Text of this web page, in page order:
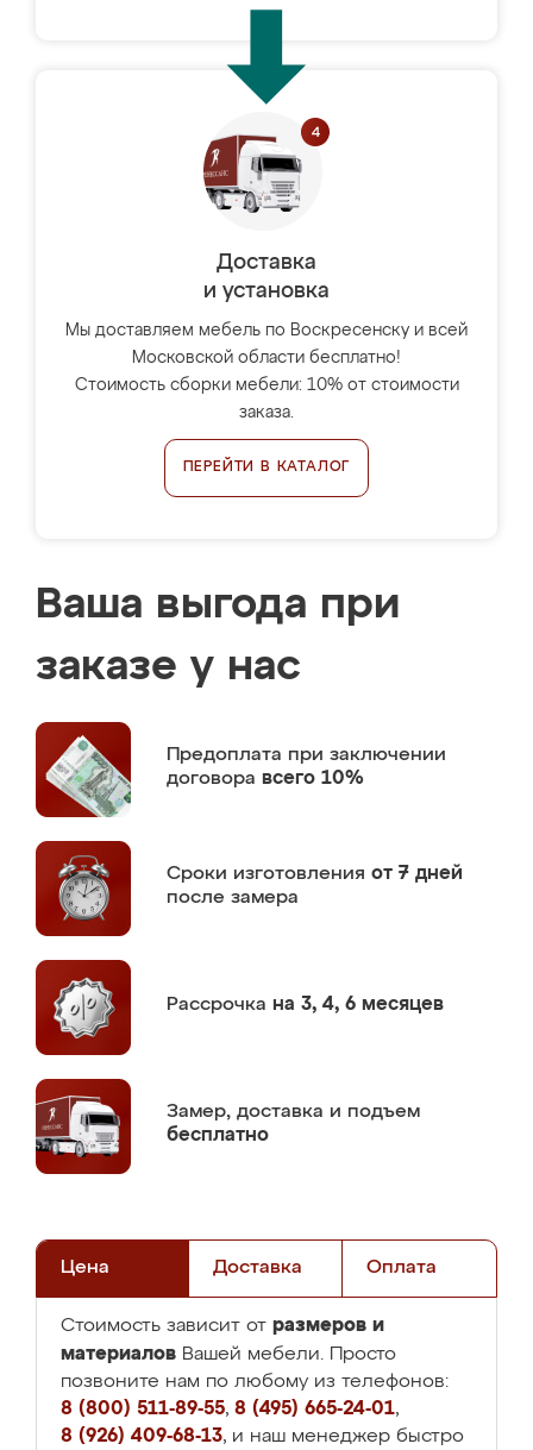
Доставка
и установка
Мы доставляем мебель по Воскресенску и всей
Московской области бесплатно!
Стоимость сборки мебели: 10% от стоимости
заказа.
ПЕРЕЙТИ В КАТАЛОГ
Ваша выгода при
заказе у нас
Предоплата при заключении
договора всего 10%
Сроки изготовления от 7 дней
после замера
Рассрочка на 3, 4, 6 месяцев
Замер, доставка и подъем
бесплатно
Цена Доставка Оплата
Стоимость зависит от размеров и
материалов Вашей мебели. Просто
позвоните нам по любому из телефонов:
8 (800) 511-89-55, 8 (495) 665-24-01,
8 (926) 409-68-13, и наш менеджер быстро